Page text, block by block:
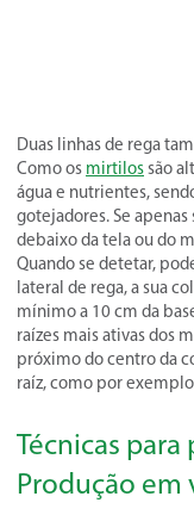
Duas linhas de rega
Como os mirtilossão
água e nutrientes,
gotejadores. Se apenas
debaixo da tela ou do
Quando se detetar,
lateral de rega, a sua
mínimo a 10 cm da
raízes mais ativas dos
próximo do centro da
raíz, como por
Técnicas
Produção em